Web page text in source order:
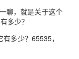
聊，就是关于这个
多少？
多少？65535，